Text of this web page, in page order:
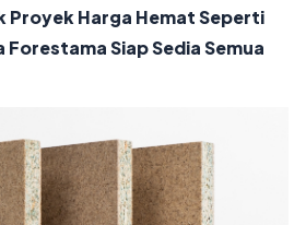
Proyek Harga Hemat Seperti
Forestama Siap Sedia Semua